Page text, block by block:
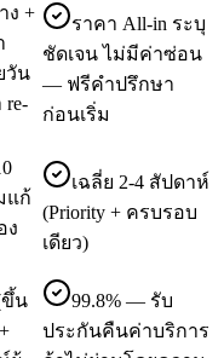
ง +
วัน
re-
ราคา All-in ระบุ
ชัดเจน ไม่มีค่าซ่อน
— ฟรีคำปรึกษา
ก่อนเริ่ม
แก้
ง
เฉลี่ย 2-4 สัปดาห์
(Priority + ครบรอบ
เดียว)
ขึ้น
99.8% — รับ
ประกันคืนค่าบริการ